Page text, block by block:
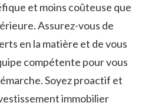
et moins‍ coûteuse ‌que
Assurez-vous⁤ de
en la matière et​ de vous
compétente pour ​vous
Soyez proactif et
immobilier